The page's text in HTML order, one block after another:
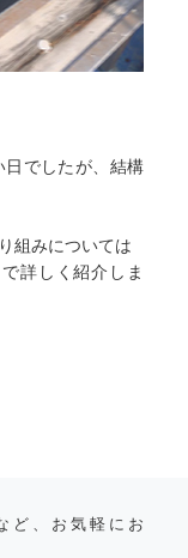
日でしたが、結構
組みについては
詳しく紹介しま
ど、お気軽にお